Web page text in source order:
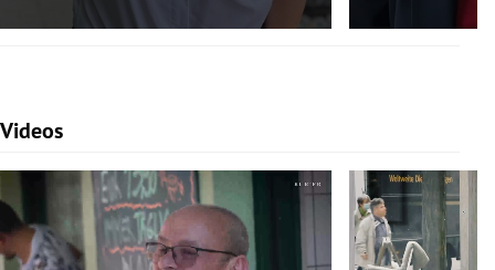
Videos
Slide 1 von 7